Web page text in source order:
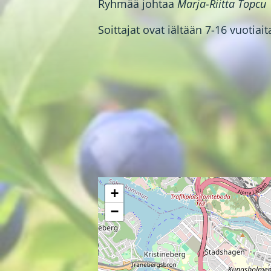
Ryhmää johtaa Marja-Riitta Topcu
Soittajat ovat iältään 7-16
+
−